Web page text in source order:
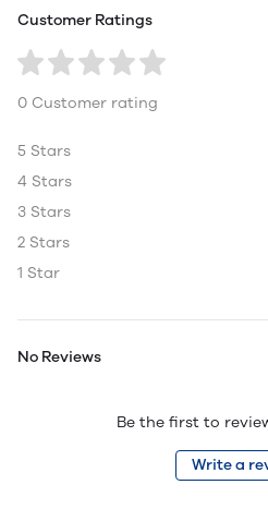
Customer Ratings
0 Customer rating
5 Stars
4 Stars
3 Stars
2 Stars
1 Star
No Reviews
Be the first to
Write a